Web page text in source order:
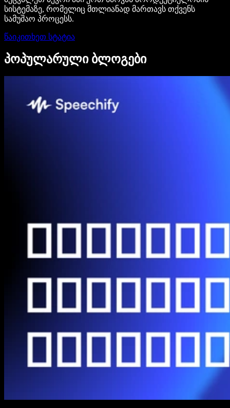
სისტემაზე, რომელიც მთლიანად მართავს თქვენს
სამუშაო პროცესს.
წაიკითხეთ სტატია
პოპულარული ბლოგები